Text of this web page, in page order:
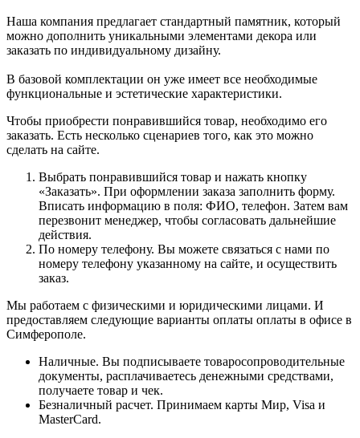
Наша компания предлагает стандартный памятник, который
можно дополнить уникальными элементами декора или
заказать по индивидуальному дизайну.
В базовой комплектации он уже имеет все необходимые
функциональные и эстетические характеристики.
Чтобы приобрести понравившийся товар, необходимо его
заказать. Есть несколько сценариев того, как это можно
сделать на сайте.
Выбрать понравившийся товар и нажать кнопку
«Заказать». При оформлении заказа заполнить форму.
Вписать информацию в поля: ФИО, телефон. Затем вам
перезвонит менеджер, чтобы согласовать дальнейшие
действия.
По номеру телефону. Вы можете связаться с нами по
номеру телефону указанному на сайте, и осуществить
заказ.
Мы работаем с физическими и юридическими лицами. И
предоставляем следующие варианты оплаты оплаты в офисе в
Симферополе.
Наличные. Вы подписываете товаросопроводительные
документы, расплачиваетесь денежными средствами,
получаете товар и чек.
Безналичный расчет. Принимаем карты Мир, Visa и
MasterCard.